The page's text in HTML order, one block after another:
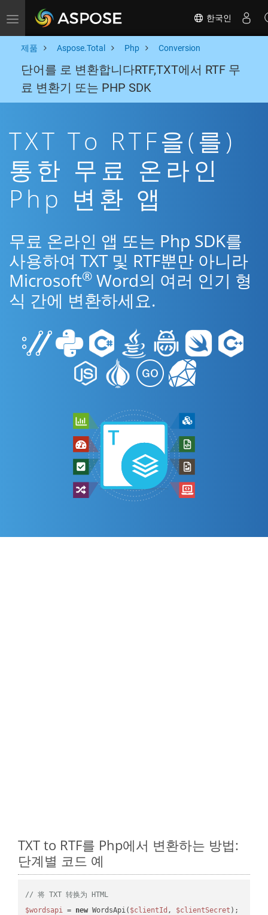
Toggle navigation 한국인
제품 Aspose.Total Php Conversion
단어를 로 변환합니다RTF,TXT에서 RTF 무
료 변환기 또는 PHP SDK
TXT To RTF을(를)
통한 무료 온라인
Php 변환 앱
무료 온라인 앱 또는 Php SDK를
사용하여 TXT 및 RTF뿐만 아니라
Microsoft® Word의 여러 인기 형
식 간에 변환하세요.
TXT to RTF를 Php에서 변환하는 방법:
단계별 코드 예
// 将 TXT 转换为 HTML
$wordsapi = new WordsApi( $clientId , $clientSecret